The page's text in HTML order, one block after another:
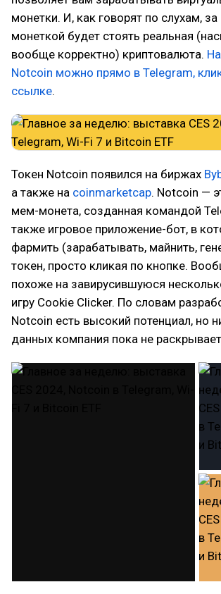
монетки. И, как говорят по слухам, за
монеткой будет стоять реальная
вообще корректно) криптовалюта.
Notcoin можно прямо в Telegram,
ссылке.
Токен Notcoin появился на биржах
а также на coinmarketcap. Notcoin —
мем-монета, созданная командой
также игровое приложение-бот, в
фармить (зарабатывать, майнить,
токен, просто кликая по кнопке.
похоже на завирусившуюся
игру Cookie Clicker. По словам
Notcoin есть высокий потенциал, но
данных компания пока не